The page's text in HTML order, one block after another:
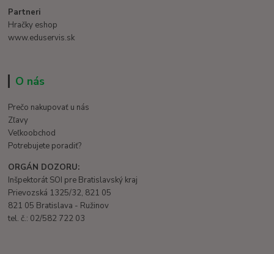
Partneri
Hračky eshop
www.eduservis.sk
O nás
Prečo nakupovať u nás
Zľavy
Veľkoobchod
Potrebujete poradiť?
ORGÁN DOZORU:
Inšpektorát SOI pre Bratislavský kraj
Prievozská 1325/32, 821 05
821 05 Bratislava - Ružinov
tel. č.: 02/582 722 03